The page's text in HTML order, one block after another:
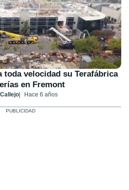
toda velocidad su Terafábrica
en Fremont
Hace 6 años